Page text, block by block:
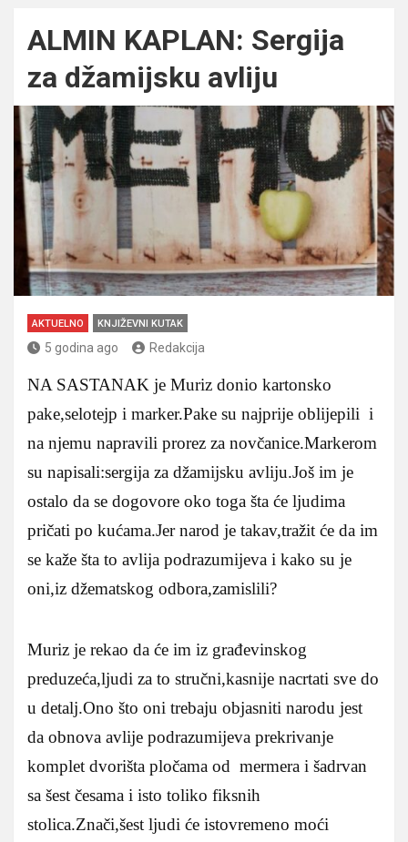
ALMIN KAPLAN: Sergija
za džamijsku avliju
AKTUELNO KNJIŽEVNI KUTAK
5 godina ago Redakcija
NA SASTANAK je Muriz donio kartonsko
pake,selotejp i marker.Pake su najprije oblijepili i
na njemu napravili prorez za novčanice.Markerom
su napisali:sergija za džamijsku avliju.Još im je
ostalo da se dogovore oko toga šta će ljudima
pričati po kućama.Jer narod je takav,tražit će da im
se kaže šta to avlija podrazumijeva i kako su je
oni,iz džematskog odbora,zamislili?
Muriz je rekao da će im iz građevinskog
preduzeća,ljudi za to stručni,kasnije nacrtati sve do
u detalj.Ono što oni trebaju objasniti narodu jest
da obnova avlije podrazumijeva prekrivanje
komplet dvorišta pločama od mermera i šadrvan
sa šest česama i isto toliko fiksnih
stolica.Znači,šest ljudi će istovremeno moći